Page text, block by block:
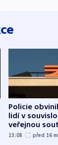
Policie
lidí v
veřejnou
Správy
13:08 před 16 m